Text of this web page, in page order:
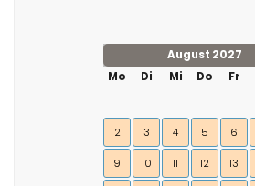
August 2027
Mo
Di Mi Do Fr
2 3 4 5 6
9 10 11 12 13